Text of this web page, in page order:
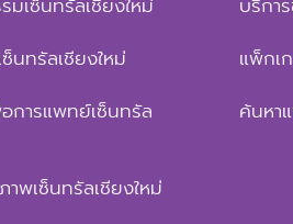
นทรัลเชียงใหม่
การแพทย์เซ็นทรัล
พเซ็นทรัลเชียงใหม่
แพ็กเ
ค้นหา